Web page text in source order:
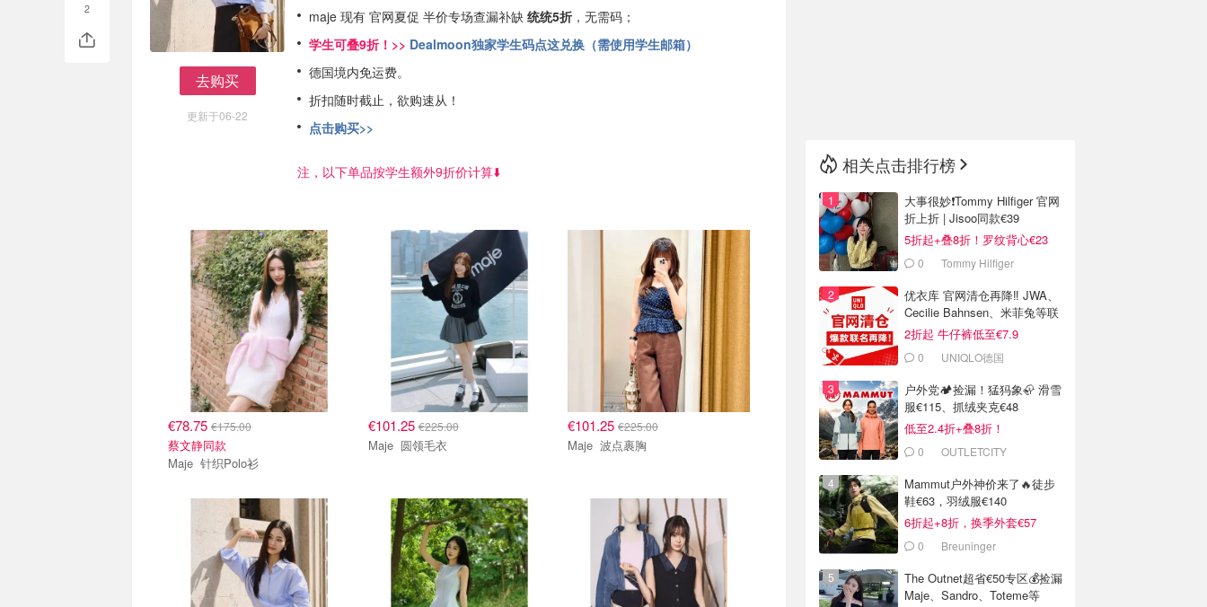
去购买
更新于06-22
maje 现有 官网夏促 半价专场查漏补缺 统统5折 ，无需码；
学生可叠9折！>> Dealmoon独家学生码点这兑换（需使用学生邮箱）
德国境内免运费。
折扣随时截止，欲购速从！
点击购买>>
注，以下单品按学生额外9折价计算⬇️
€78.75 €175.00
蔡文静同款
Maje 针织Polo衫
€101.25€225.00
Maje 圆领毛衣
€101.25 €225.00
Maje 波点裹胸
2
相关点击排行榜
大事很妙❗️Tommy Hilfiger 官网
折上折 | Jisoo同款€39
5折起+叠8折！罗纹背心€23
0 Tommy Hilfiger
优衣库 官网清仓再降‼️ JWA、
Cecilie Bahnsen、米菲兔等联
名
2折起 牛仔裤低至€7.9
0 UNIQLO德国
户外党🏕️捡漏！猛犸象🦣 滑雪
服€115、抓绒夹克€48
低至2.4折+叠8折！
0
OUTLETCITY
Mammut户外神价来了🔥徒步
鞋€63，羽绒服€140
6折起+8折，换季外套€57
0 Breuninger
The Outnet超省€50专区💰捡漏
Maje、Sandro、Toteme等